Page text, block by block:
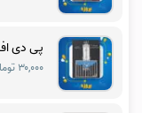
پی دی
۳۰,۰۰۰ تومان